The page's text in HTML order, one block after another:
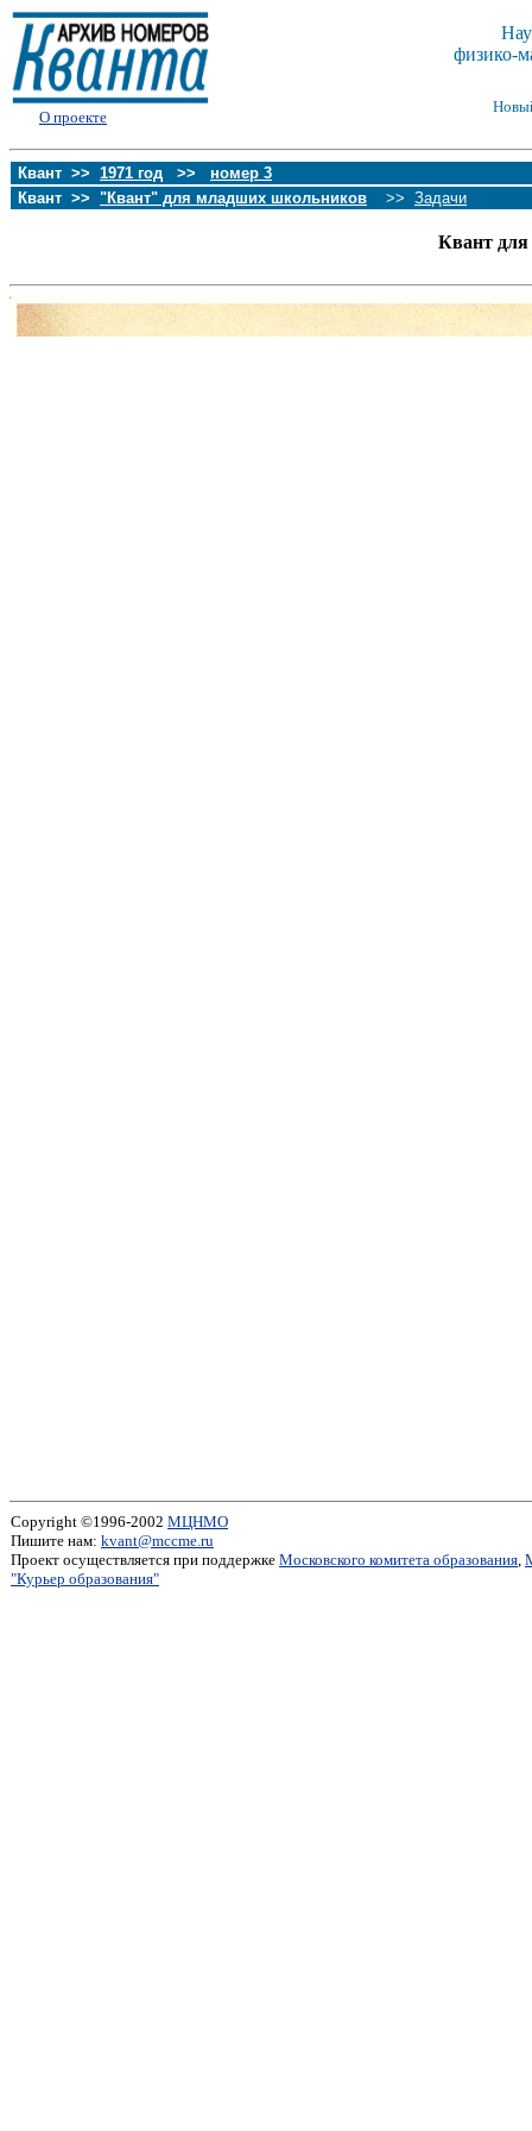
О проекте
физико-
Квант >> 1971 год >> номер 3
Квант >> "Квант" для младших школьников >> Задачи
Квант
Copyright ©1996-2002 МЦНМО
Пишите нам: kvant@mccme.ru
Проект осуществляется при поддержке Московского комитета образования,
"Курьер образования"